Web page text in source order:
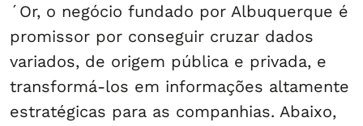
´Or, o negócio fundado por Albuquerque é
promissor por conseguir cruzar dados
variados, de origem pública e privada, e
transformá-los em informações altamente
estratégicas para as companhias. Abaixo,